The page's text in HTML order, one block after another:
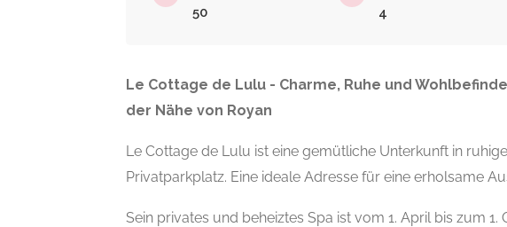
50
4
Le Cottage de Lulu - Charme, Ruhe und
der Nähe von Royan
Le Cottage de Lulu ist eine gemütliche Unterkunft in
Privatparkplatz. Eine ideale Adresse für eine erholsame
Sein privates und beheiztes Spa ist vom 1. April bis zum